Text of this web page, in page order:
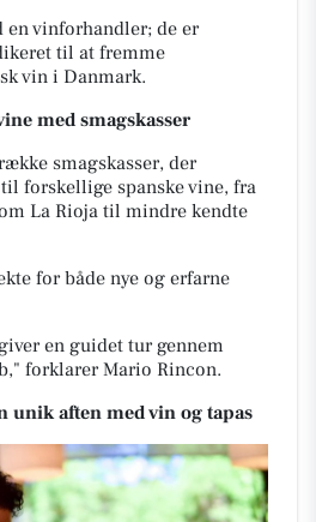
en vinforhandler; de er
til at fremme
vin i Danmark.
med smagskasser
smagskasser, der
forskellige spanske vine, fra
La Rioja til mindre kendte
for både nye og erfarne
en guidet tur gennem
forklarer Mario Rincon.
unik aften med vin og tapas